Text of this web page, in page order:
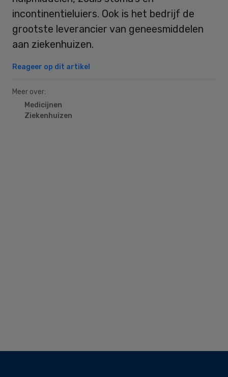
incontinentieluiers. Ook is het bedrijf de
grootste leverancier van geneesmiddelen
aan ziekenhuizen.
Reageer op dit artikel
Meer over:
Medicijnen
Ziekenhuizen